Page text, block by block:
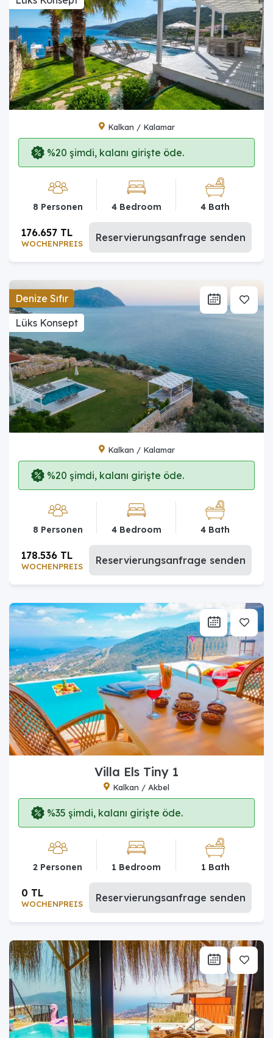
Kalkan / Kalamar
%20 şimdi, kalanı girişte öde.
8 Personen 4 Bedroom 4 Bath
WOCHENPREIS
176.657 TL Reservierungsanfrage senden
Denize Sıfır
Lüks Konsept
Kalkan / Kalamar
%20 şimdi, kalanı girişte öde.
8 Personen 4 Bedroom 4 Bath
WOCHENPREIS
178.536 TL Reservierungsanfrage senden
Villa Els Tiny 1
Kalkan / Akbel
%35 şimdi, kalanı girişte öde.
2 Personen 1 Bedroom 1 Bath
WOCHENPREIS
0 TL Reservierungsanfrage senden